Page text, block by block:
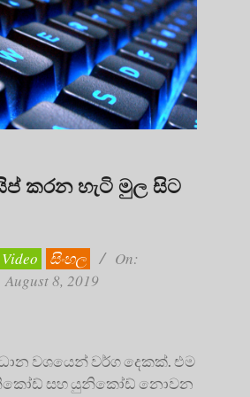
කරන හැටි මුල සිට
Video සිංහල
On:
August 8, 2019
වශයෙන් වර්ග දෙකක්. එම
සහ යුනිකෝඩ් නොවන